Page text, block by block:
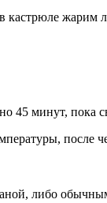
кастрюле
45 минут, пока
либо